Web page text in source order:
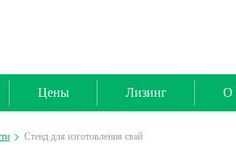
Цены Лизинг О
Стенд для изготовления свай